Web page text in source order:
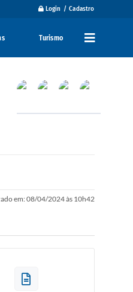
Login / Cadastro
Turismo
em: 08/04/2024 às 10h42